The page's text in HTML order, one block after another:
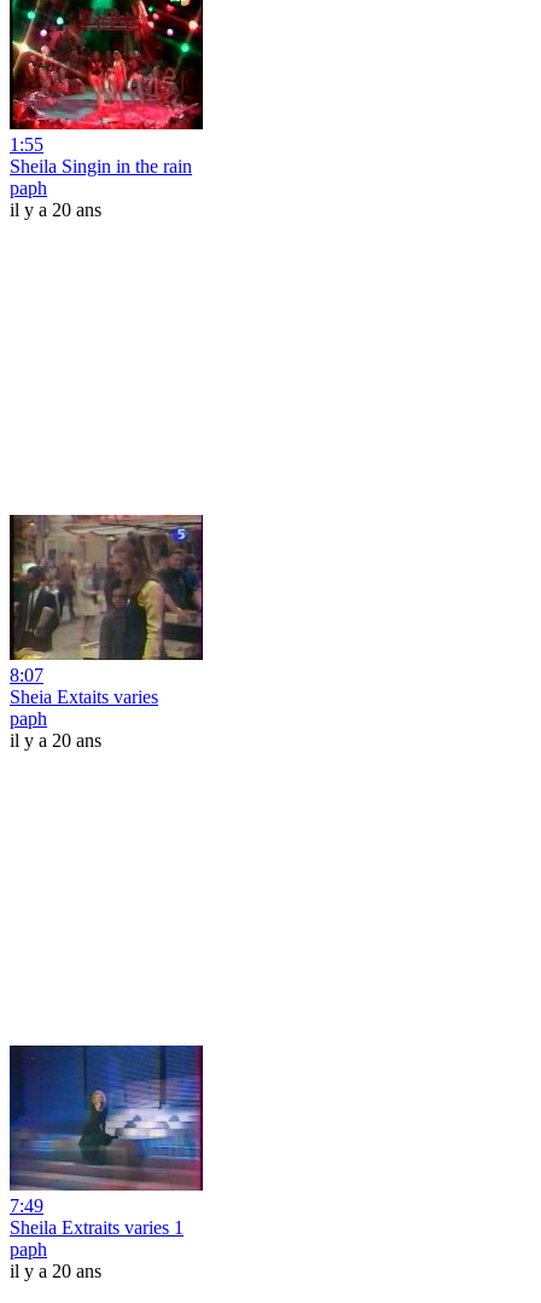
1:55
Sheila Singin in the rain
paph
il y a 20 ans
8:07
Sheia Extaits varies
paph
il y a 20 ans
7:49
Sheila Extraits varies 1
paph
il y a 20 ans